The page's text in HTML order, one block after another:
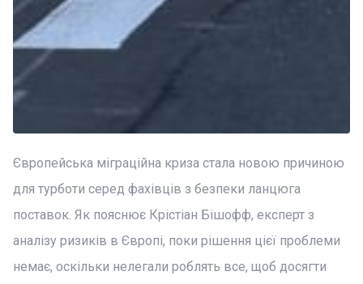
Європейська міграційна криза стала новою причиною
для турботи серед фахівців з безпеки ланцюга
поставок. Як пояснює Крістіан Бішофф, експерт з
аналізу ризиків в Європі, поки рішення цієї проблеми
немає, оскільки нелегали роблять все, щоб досягти